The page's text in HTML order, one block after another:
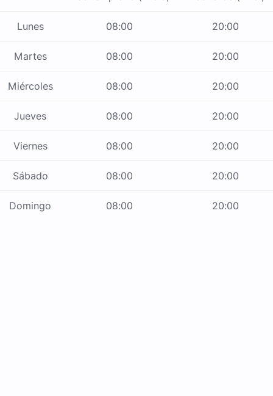
Lunes 08:00 20:00
Martes 08:00 20:00
Miércoles 08:00 20:00
Jueves 08:00 20:00
Viernes 08:00 20:00
Sábado 08:00 20:00
Domingo 08:00 20:00